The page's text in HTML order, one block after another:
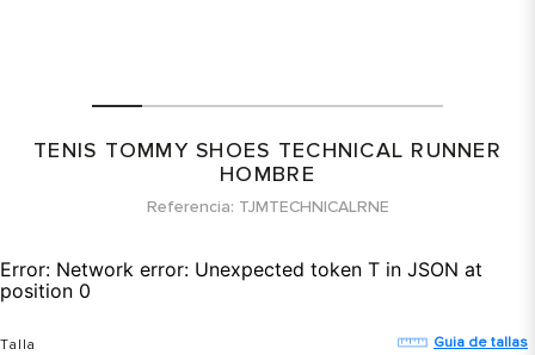
TENIS TOMMY SHOES TECHNICAL RUNNER
HOMBRE
Referencia TJMTECHNICALRNE
Error: Network error: Unexpected token T in JSON at
position 0
Talla Guia de tallas